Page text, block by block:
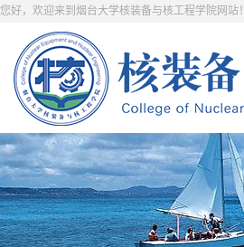
您好，欢迎来到烟台大学核装备与核工程学院网站！